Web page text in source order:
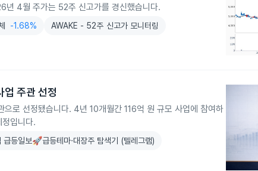
년 4월 주가는 52주 신고가를 경신했습니다.
-1.68% AWAKE - 52주 신고가 모니터링
업 주관 선정
로 선정됐습니다. 4년 10개월간 116억 원 규모 사업에 참여하
입니다.
급등일보🚀급등테마·대장주 탐색기 (텔레그램)